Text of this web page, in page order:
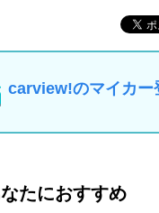
carview!のマイカー
たにおすすめ